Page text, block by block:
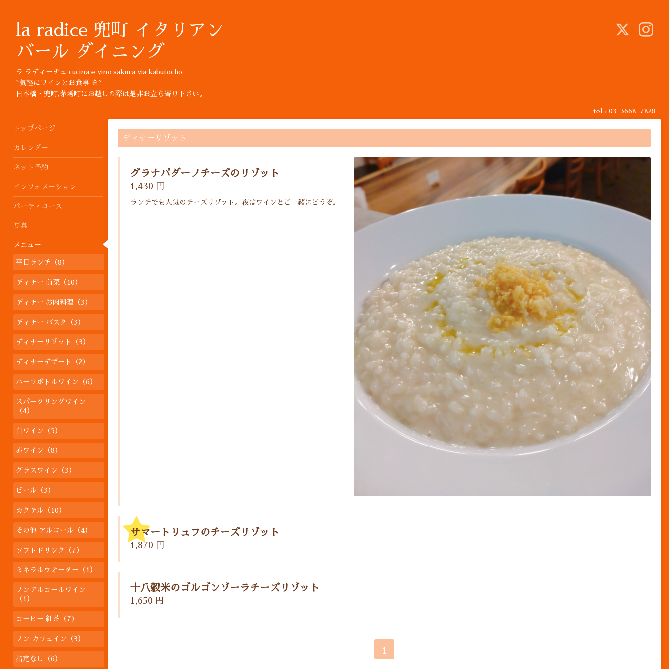
la radice 兜町 イタリアン
バール ダイニング
ラ ラディーチェ cucina e vino sakura via kabutocho
~気軽にワインとお食事 を~
日本橋・兜町,茅場町にお越しの際は是非お立ち寄り下さい。
tel : 03-3668-7828
ディナーリゾット
グラナパダーノチーズのリゾット
1,430 円
ランチでも人気のチーズリゾット。夜はワインとご一緒にどうぞ。
サマートリュフのチーズリゾット
1,870 円
十八穀米のゴルゴンゾーラチーズリゾット
1,650 円
1
トップページ
カレンダー
ネット予約
インフォメーション
パーティコース
写真
メニュー
平日ランチ（8）
ディナー 前菜（10）
ディナー お肉料理（3）
ディナー パスタ（3）
ディナーリゾット（3）
ディナーデザート（2）
ハーフボトルワイン（6）
スパークリングワイン
（4）
白ワイン（5）
赤ワイン（8）
グラスワイン（3）
ビール（3）
カクテル（10）
その他 アルコール（4）
ソフトドリンク（7）
ミネラルウオーター（1）
ノンアルコールワイン
（1）
コーヒー 紅茶（7）
ノン カフェイン（3）
指定なし（6）